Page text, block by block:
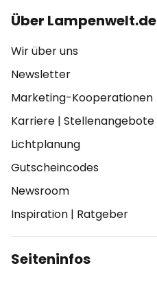
Über Lampenwelt.de
Wir über uns
Newsletter
Marketing-Kooperationen
Karriere | Stellenangebote
Lichtplanung
Gutscheincodes
Newsroom
Inspiration | Ratgeber
Seiteninfos